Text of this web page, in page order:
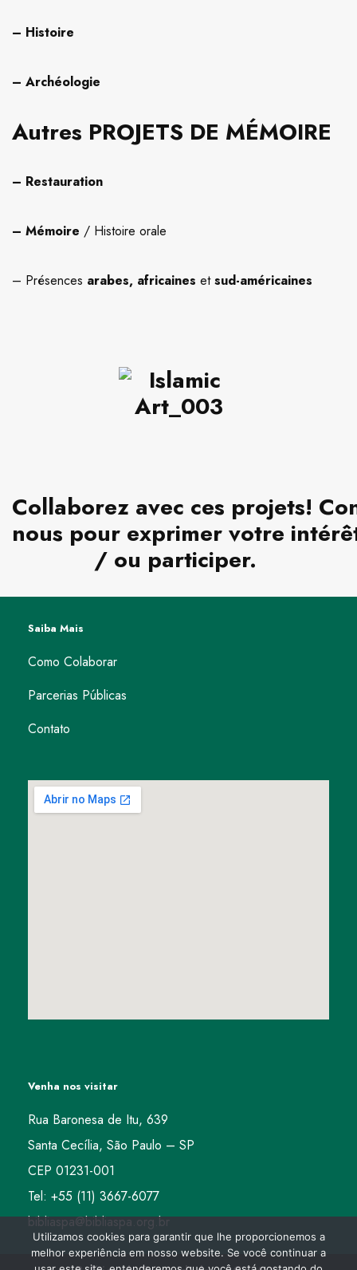
– Histoire
– Archéologie
Autres PROJETS DE MÉMOIRE
– Restauration
– Mémoire / Histoire orale
– Présences arabes, africaines etsud-américaines
Collaborez avec ces projets!
nous pour exprimer votre
/ ou participer.
Saiba Mais
Como Colaborar
Parcerias Públicas
Contato
Venha nos visitar
Rua Baronesa de Itu, 639
Santa Cecília, São Paulo – SP
CEP 01231-001
Tel: +55 (11) 3667-6077
bibliaspa@bibliaspa.org.br
Utilizamos cookies para garantir que lhe proporcionemos a
melhor experiência em nosso website. Se você continuar a